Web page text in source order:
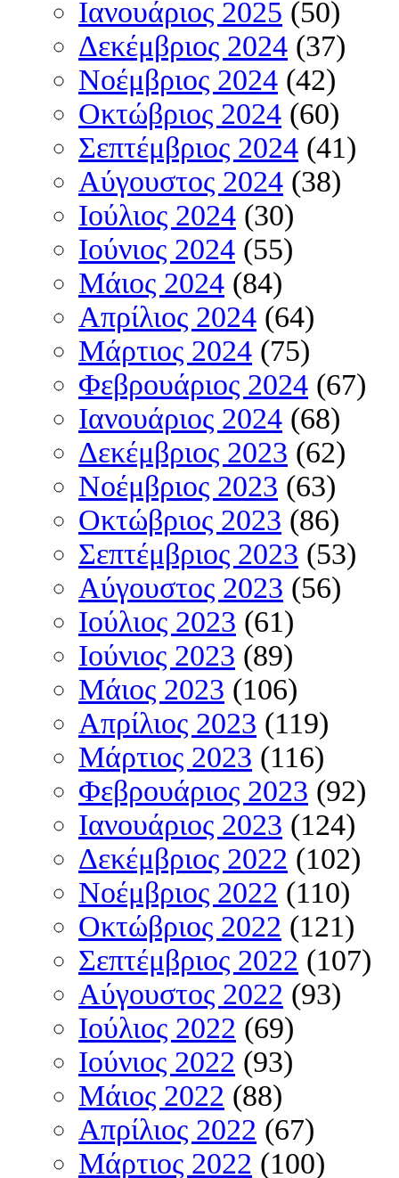
Ιανουάριος 2025 (50)
Δεκέμβριος 2024 (37)
Νοέμβριος 2024 (42)
Οκτώβριος 2024 (60)
Σεπτέμβριος 2024 (41)
Αύγουστος 2024 (38)
Ιούλιος 2024 (30)
Ιούνιος 2024 (55)
Μάιος 2024 (84)
Απρίλιος 2024 (64)
Μάρτιος 2024 (75)
Φεβρουάριος 2024 (67)
Ιανουάριος 2024 (68)
Δεκέμβριος 2023 (62)
Νοέμβριος 2023 (63)
Οκτώβριος 2023 (86)
Σεπτέμβριος 2023 (53)
Αύγουστος 2023 (56)
Ιούλιος 2023 (61)
Ιούνιος 2023 (89)
Μάιος 2023 (106)
Απρίλιος 2023 (119)
Μάρτιος 2023 (116)
Φεβρουάριος 2023 (92)
Ιανουάριος 2023 (124)
Δεκέμβριος 2022 (102)
Νοέμβριος 2022 (110)
Οκτώβριος 2022 (121)
Σεπτέμβριος 2022 (107)
Αύγουστος 2022 (93)
Ιούλιος 2022 (69)
Ιούνιος 2022 (93)
Μάιος 2022 (88)
Απρίλιος 2022 (67)
Μάρτιος 2022 (100)